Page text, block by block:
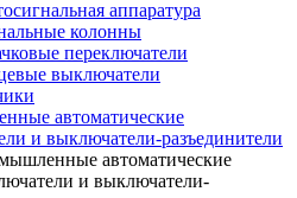
аппаратура
колонны
переключатели
выключатели
автоматические
и выключатели-разъединители
автоматические
и выключатели-